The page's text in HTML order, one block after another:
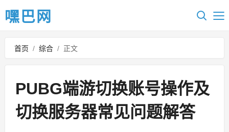
嘿巴网
首页 / 综合 / 正文
PUBG端游切换账号操作及
切换服务器常见问题解答